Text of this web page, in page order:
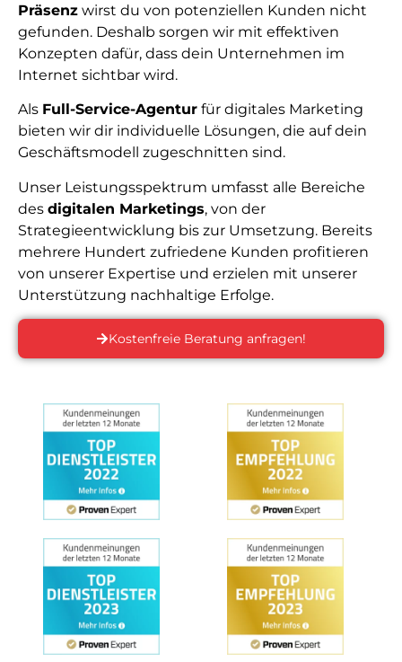
Präsenz wirst du von potenziellen Kunden nicht
gefunden. Deshalb sorgen wir mit effektiven
Konzepten dafür, dass dein Unternehmen im
Internet sichtbar wird.
Als Full-Service-Agentur für digitales Marketing
bieten wir dir individuelle Lösungen, die auf dein
Geschäftsmodell zugeschnitten sind.
Unser Leistungsspektrum umfasst alle Bereiche
des digitalen Marketings, von der
Strategieentwicklung bis zur Umsetzung. Bereits
mehrere Hundert zufriedene Kunden profitieren
von unserer Expertise und erzielen mit unserer
Unterstützung nachhaltige Erfolge.
Kostenfreie Beratung anfragen!